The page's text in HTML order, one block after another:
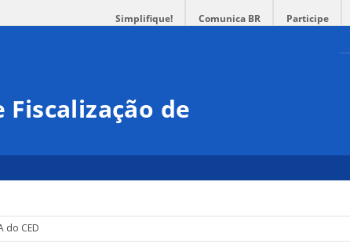
Simplifique! Comunica BR Participe
Fiscalização de
do CED